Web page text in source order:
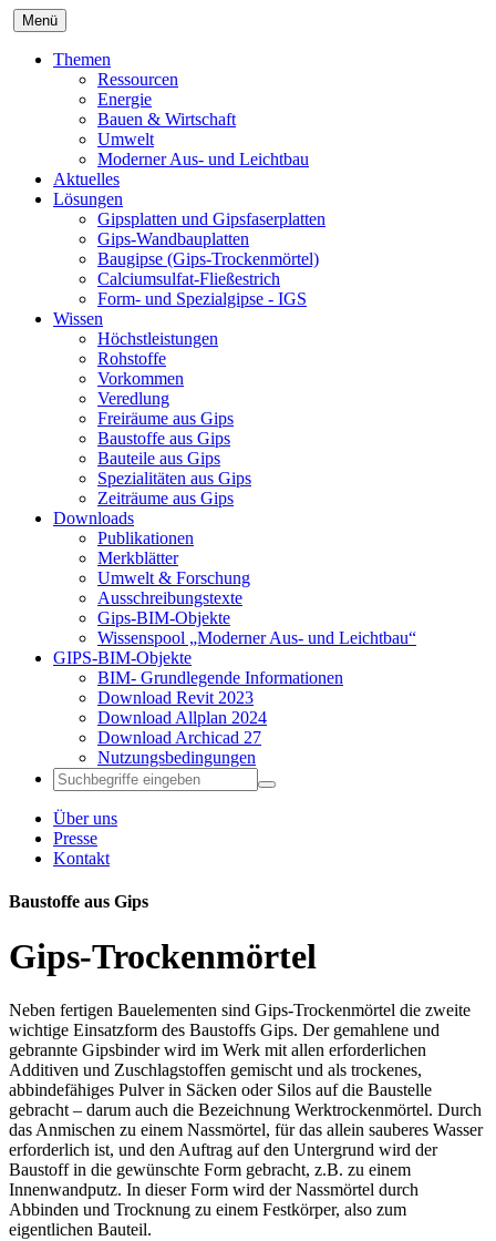
Menü
Themen
Ressourcen
Energie
Bauen & Wirtschaft
Umwelt
Moderner Aus- und Leichtbau
Aktuelles
Lösungen
Gipsplatten und Gipsfaserplatten
Gips-Wandbauplatten
Baugipse (Gips-Trockenmörtel)
Calciumsulfat-Fließestrich
Form- und Spezialgipse - IGS
Wissen
Höchstleistungen
Rohstoffe
Vorkommen
Veredlung
Freiräume aus Gips
Baustoffe aus Gips
Bauteile aus Gips
Spezialitäten aus Gips
Zeiträume aus Gips
Downloads
Publikationen
Merkblätter
Umwelt & Forschung
Ausschreibungstexte
Gips-BIM-Objekte
Wissenspool „Moderner Aus- und Leichtbau“
GIPS-BIM-Objekte
BIM- Grundlegende Informationen
Download Revit 2023
Download Allplan 2024
Download Archicad 27
Nutzungsbedingungen
Über uns
Presse
Kontakt
Baustoffe aus Gips
Gips-Trockenmörtel
Neben fertigen Bauelementen sind Gips-Trockenmörtel die zweite
wichtige Einsatzform des Baustoffs Gips. Der gemahlene und
gebrannte Gipsbinder wird im Werk mit allen erforderlichen
Additiven und Zuschlagstoffen gemischt und als trockenes,
abbindefähiges Pulver in Säcken oder Silos auf die Baustelle
gebracht – darum auch die Bezeichnung Werktrockenmörtel. Durch
das Anmischen zu einem Nassmörtel, für das allein sauberes Wasser
erforderlich ist, und den Auftrag auf den Untergrund wird der
Baustoff in die gewünschte Form gebracht, z.B. zu einem
Innenwandputz. In dieser Form wird der Nassmörtel durch
Abbinden und Trocknung zu einem Festkörper, also zum
eigentlichen Bauteil.